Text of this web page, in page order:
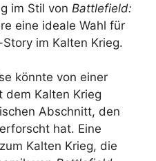
im Stil von Battlefield:
eine ideale Wahl für
im Kalten Krieg.
könnte von einer
dem Kalten Krieg
Abschnitt, den
hat. Eine
Kalten Krieg, die